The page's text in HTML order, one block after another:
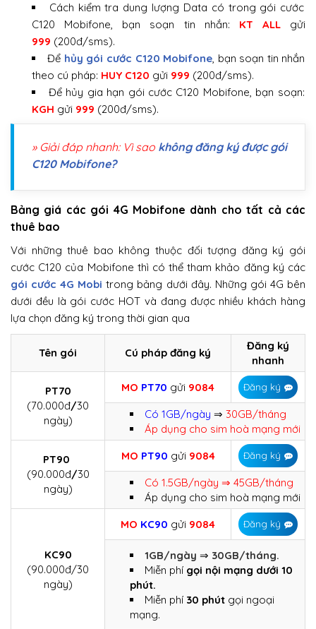
Cách kiểm tra dung lượng Data có trong gói cước
C120 Mobifone, bạn soạn tin nhắn: KT ALLgửi
999 (200đ/sms).
Để hủy gói cước C120 Mobifone, bạn soạn tin nhắn
theo cú pháp: HUY C120 gửi 999 (200đ/sms).
Để hủy gia hạn gói cước C120 Mobifone, bạn soạn:
KGH gửi 999 (200đ/sms).
» Giải đáp nhanh: Vì sao không đăng ký được gói
C120 Mobifone?
Bảng giá các gói 4G Mobifone dành cho tất cả các
thuê bao
Với những thuê bao không thuộc đối tượng đăng ký gói
cước C120 của Mobifone thì có thể tham khảo đăng ký các
gói cước 4G Mobi trong bảng dưới đây. Những gói 4G bên
dưới đều là gói cước HOT và đang được nhiều khách hàng
lựa chọn đăng ký trong thời gian qua
Tên gói Cú pháp đăng ký
Đăng ký
nhanh
PT70
(70.000đ/30
ngày)
MO PT70 gửi 9084 Đăng ký
Có 1GB/ngày ⇒ 30GB/tháng
Áp dụng cho sim hoà mạng mới
PT90
(90.000đ/30
ngày)
MO PT90 gửi 9084 Đăng ký
Có 1.5GB/ngày ⇒ 45GB/tháng
Áp dụng cho sim hoà mạng mới
KC90
(90.000đ/30
ngày)
MO KC90 gửi 9084 Đăng ký
1GB/ngày ⇒ 30GB/tháng.
Miễn phí gọi nội mạng dưới 10
phút.
Miễn phí 30 phút gọi ngoại
mạng.